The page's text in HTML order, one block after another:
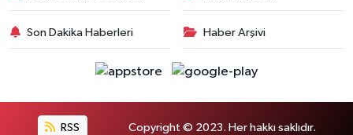
Son Dakika Haberleri Haber Arşivi
RSS Copyright © 2023. Her hakkı saklıdır.